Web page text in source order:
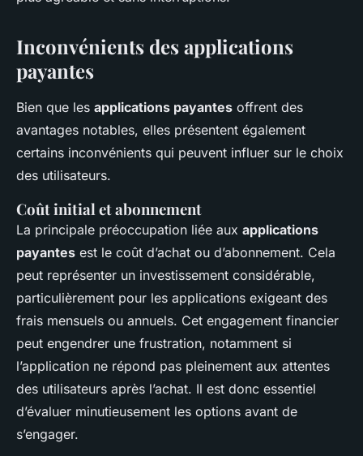
Inconvénients des applications
payantes
Bien que les applications payantes offrent des
avantages notables, elles présentent également
certains inconvénients qui peuvent influer sur le choix
des utilisateurs.
Coût initial et abonnement
La principale préoccupation liée aux applications
payantes est le coût d’achat ou d’abonnement. Cela
peut représenter un investissement considérable,
particulièrement pour les applications exigeant des
frais mensuels ou annuels. Cet engagement financier
peut engendrer une frustration, notamment si
l’application ne répond pas pleinement aux attentes
des utilisateurs après l’achat. Il est donc essentiel
d’évaluer minutieusement les options avant de
s’engager.